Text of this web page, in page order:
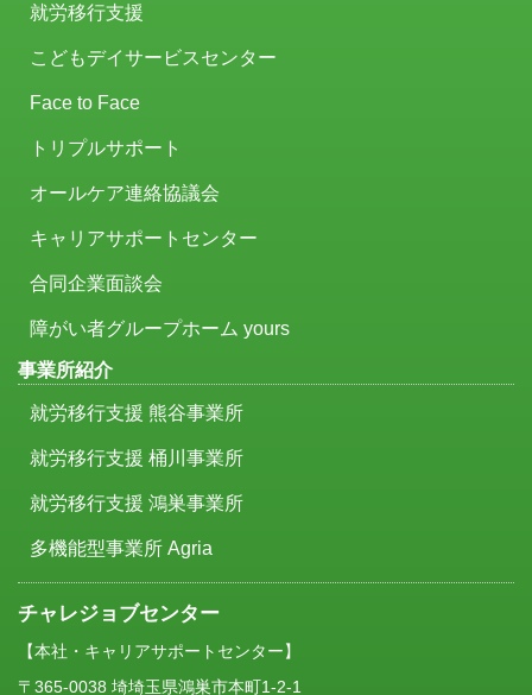
就労移行支援
こどもデイサービスセンター
Face to Face
トリプルサポート
オールケア連絡協議会
キャリアサポートセンター
合同企業面談会
障がい者グループホーム yours
事業所紹介
就労移行支援 熊谷事業所
就労移行支援 桶川事業所
就労移行支援 鴻巣事業所
多機能型事業所 Agria
チャレジョブセンター
【本社・キャリアサポートセンター】
〒365-0038 埼埼玉県鴻巣市本町1-2-1